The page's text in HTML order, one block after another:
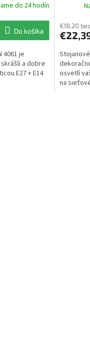
do 24 hodín
Do košíka
4061 je
a dobre
E27 + E14
€18,20
osvetlí
na